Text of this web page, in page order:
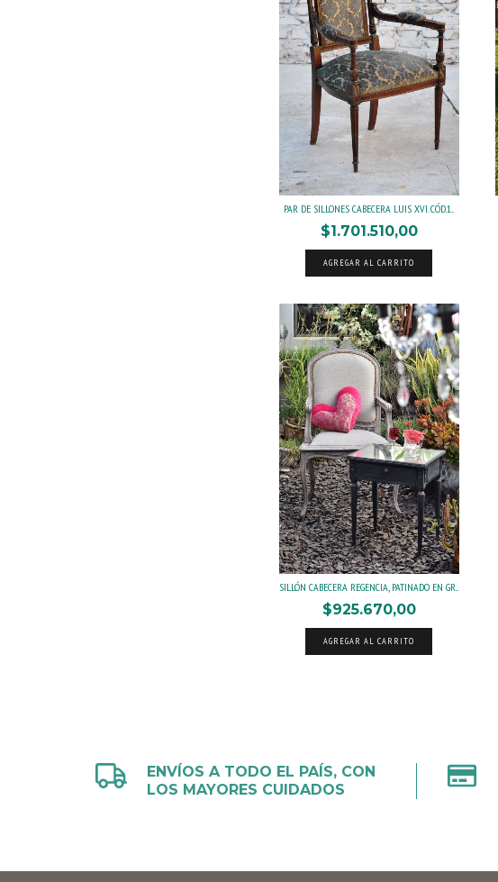
PAR DE SILLONES CABECERA LUIS XVI. CÓD.1...
$1.701.510,00
AGREGAR AL CARRITO
SILLÓN CABECERA REGENCIA, PATINADO EN GR...
$925.670,00
AGREGAR AL CARRITO
ENVÍOS A TODO EL PAÍS, CON
LOS MAYORES CUIDADOS